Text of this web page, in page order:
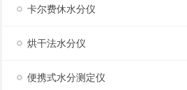
卡尔费休水分仪
烘干法水分仪
便携式水分测定仪